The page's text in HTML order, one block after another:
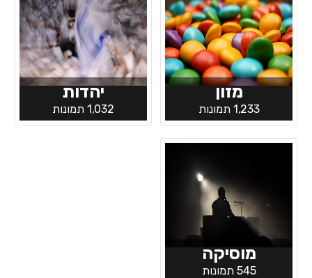
מזון
1,233 תמונות
יהדות
1,032 תמונות
מוסיקה
545 תמונות